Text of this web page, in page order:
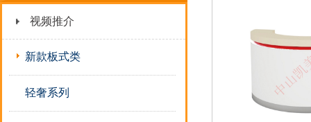
视频推介
新款板式类
轻奢系列